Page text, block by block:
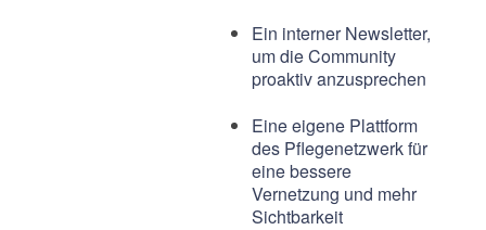
Ein interner Newsletter,
um die Community
proaktiv anzusprechen
Eine eigene Plattform
des Pflegenetzwerk für
eine bessere
Vernetzung und mehr
Sichtbarkeit